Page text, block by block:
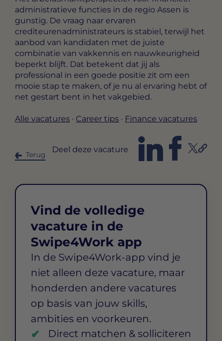
administratieve functies in de regio Assen is
gunstig. De vraag naar ervaren
crediteurenadministrateurs is stabiel, terwijl het
aanbod van kandidaten met de juiste
combinatie van vakkennis en nauwkeurigheid
beperkt blijft. Dat betekent dat jij als
professional in een goede positie zit om een
mooie stap te maken, of je nu al ervaring hebt of
net gestart bent in het vakgebied.
Alle vacatures · Career tips · Finance vacatures
Terug
Deel deze vacature
Vind de volledige
vacature in de
Swipe4Work app
In de Swipe4Work-app vind je
niet alleen deze vacature, maar
honderden andere vacatures
op basis van jouw skills,
ambities en voorkeuren.
Direct matchen & solliciteren